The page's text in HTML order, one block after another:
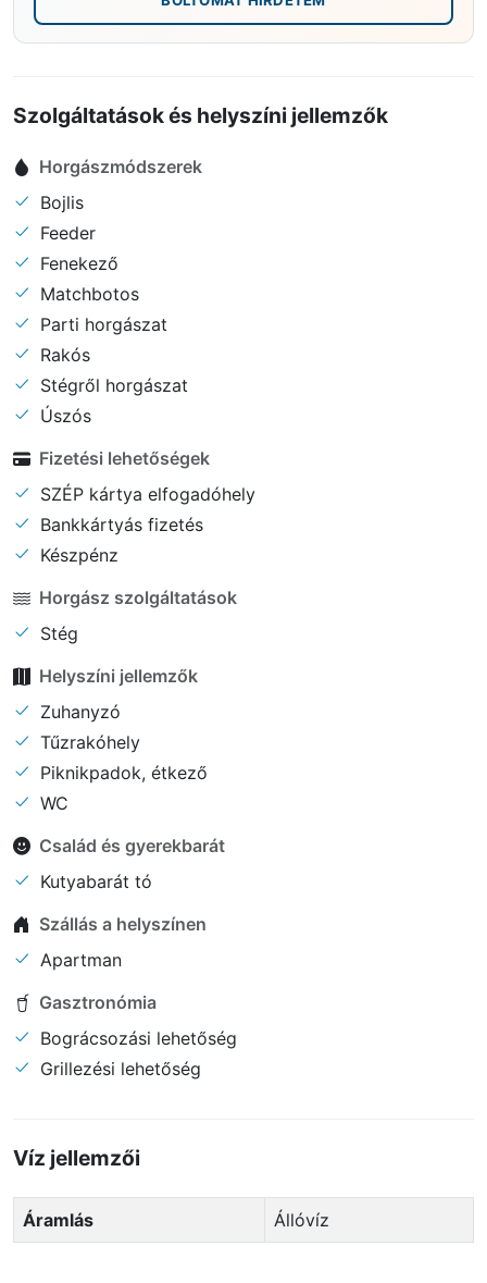
Szolgáltatások és helyszíni jellemzők
Horgászmódszerek
Bojlis
Feeder
Fenekező
Matchbotos
Parti horgászat
Rakós
Stégről horgászat
Úszós
Fizetési lehetőségek
SZÉP kártya elfogadóhely
Bankkártyás fizetés
Készpénz
Horgász szolgáltatások
Stég
Helyszíni jellemzők
Zuhanyzó
Tűzrakóhely
Piknikpadok, étkező
WC
Család és gyerekbarát
Kutyabarát tó
Szállás a helyszínen
Apartman
Gasztronómia
Bográcsozási lehetőség
Grillezési lehetőség
Víz jellemzői
Áramlás Állóvíz